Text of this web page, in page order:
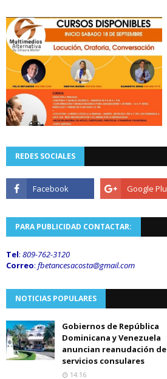
REDES SOCIALES
PARA PUBLICIDAD CONTACTAR:
Tel: 809-762-3120
Correo: fbetancesacosta@gmail.com
NOTICIAS POPULARES
Gobiernos de República
Dominicana y Venezuela
anuncian reanudación de
servicios consulares
14:16